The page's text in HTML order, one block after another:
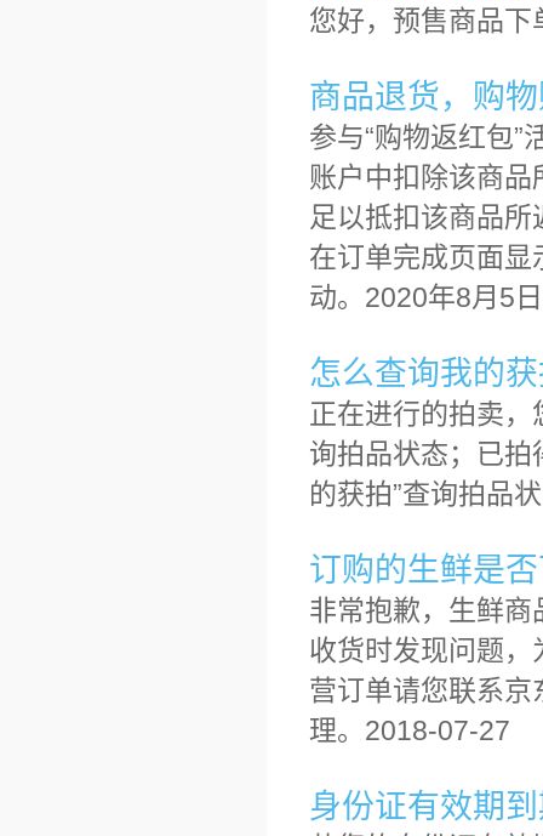
您好，预售商品
商品退货，购
参与“购物返红包
账户中扣除该商
足以抵扣该商品
在订单完成页面显
动。2020年8月5日
怎么查询我的
正在进行的拍卖，
询拍品状态；已拍
的获拍”查询拍品
订购的生鲜是
非常抱歉，生鲜
收货时发现问题
营订单请您联系
理。2018-07-27
身份证有效期